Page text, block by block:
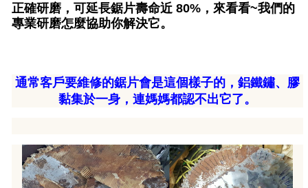
正確研磨，可延長鋸片壽命近 80%， 來看看~我們的
專業研磨怎麼協助你解決它。
通常客戶要維修的鋸片會是這個樣子的， 鋁鐵鏽、膠
黏集於一身，連媽媽都認不出它了。